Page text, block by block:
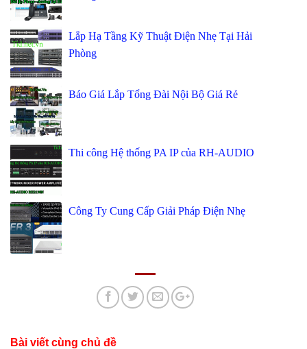
Lắp Hạ Tầng Kỹ Thuật Điện Nhẹ Tại Hải
Phòng
Báo Giá Lắp Tổng Đài Nội Bộ Giá Rẻ
Thi công Hệ thống PA IP của RH-AUDIO
Công Ty Cung Cấp Giải Pháp Điện Nhẹ
Bài viết cùng chủ đề